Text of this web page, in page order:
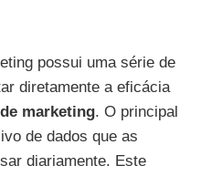
possui uma série de
diretamente a eficácia
marketing. O principal
de dados que as
diariamente. Este